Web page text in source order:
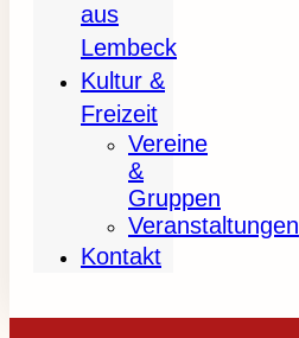
aus
Lembeck
Kultur &
Freizeit
Vereine
&
Gruppen
Veranstaltungen
Kontakt